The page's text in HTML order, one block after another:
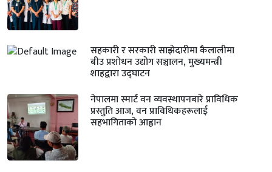
सहकारी र सरकारी साझेदारीमा कैलालीमा
बीउ प्रशोधन उद्योग सञ्चालन, मुख्यमन्त्री
शाहद्वारा उद्घाटन
नेपालमा स्मार्ट वन व्यवस्थापनबारे प्राविधिक
प्रस्तुति आज, वन प्राविधिकहरूलाई
सहभागिताको आह्वान